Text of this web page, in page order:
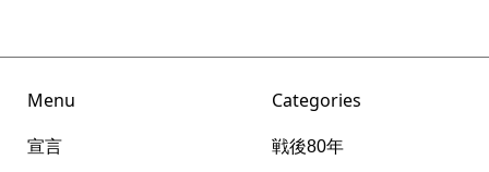
Menu
宣言
Categories
戦後80年